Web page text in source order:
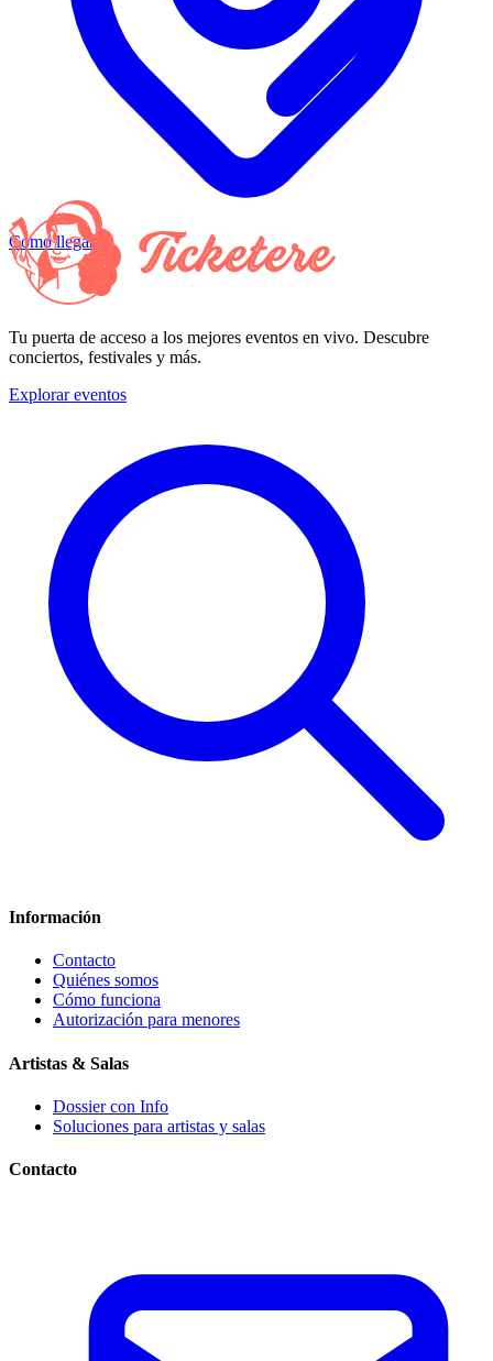
Cómo llegar
Tu puerta de acceso a los mejores eventos en vivo. Descubre
conciertos, festivales y más.
Explorar eventos
Información
Contacto
Quiénes somos
Cómo funciona
Autorización para menores
Artistas & Salas
Dossier con Info
Soluciones para artistas y salas
Contacto